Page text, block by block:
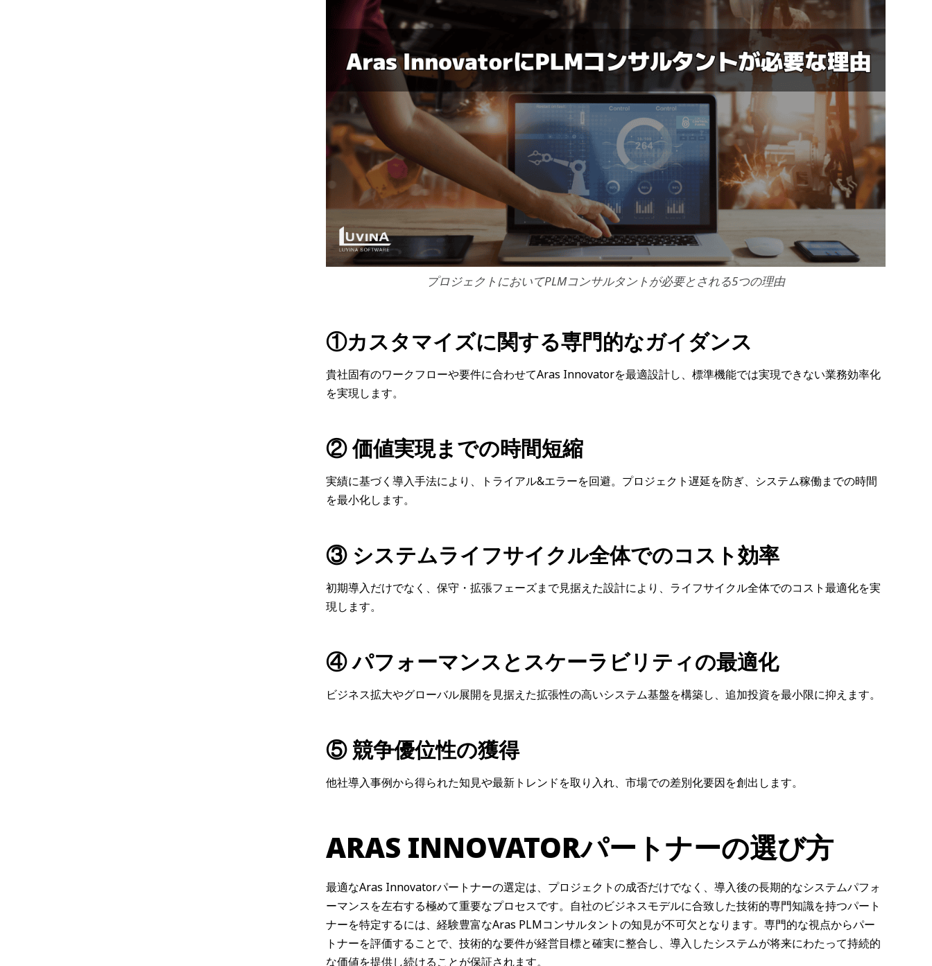
プロジェクトにおいてPLMコンサルタントが必要とされる5つの理由
①カスタマイズに関する専門的なガイダンス
貴社固有のワークフローや要件に合わせてAras Innovatorを最適設計し、標準機能では実現できない業務効率化
を実現します。
② 価値実現までの時間短縮
実績に基づく導入手法により、トライアル&エラーを回避。プロジェクト遅延を防ぎ、システム稼働までの時間
を最小化します。
③ システムライフサイクル全体でのコスト効率
初期導入だけでなく、保守・拡張フェーズまで見据えた設計により、ライフサイクル全体でのコスト最適化を実
現します。
④ パフォーマンスとスケーラビリティの最適化
ビジネス拡大やグローバル展開を見据えた拡張性の高いシステム基盤を構築し、追加投資を最小限に抑えます。
⑤ 競争優位性の獲得
他社導入事例から得られた知見や最新トレンドを取り入れ、市場での差別化要因を創出します。
ARAS INNOVATORパートナーの選び方
最適なAras Innovatorパートナーの選定は、プロジェクトの成否だけでなく、導入後の長期的なシステムパフォ
ーマンスを左右する極めて重要なプロセスです。自社のビジネスモデルに合致した技術的専門知識を持つパート
ナーを特定するには、経験豊富なAras PLMコンサルタントの知見が不可欠となります。専門的な視点からパー
トナーを評価することで、技術的な要件が経営目標と確実に整合し、導入したシステムが将来にわたって持続的
な価値を提供し続けることが保証されます。